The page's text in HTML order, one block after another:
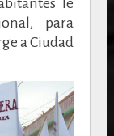
le
para
a Ciudad